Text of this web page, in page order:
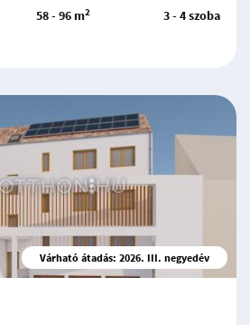
58 - 96 m2 3 - 4 szoba
Várható átadás: 2026. III. negyedév